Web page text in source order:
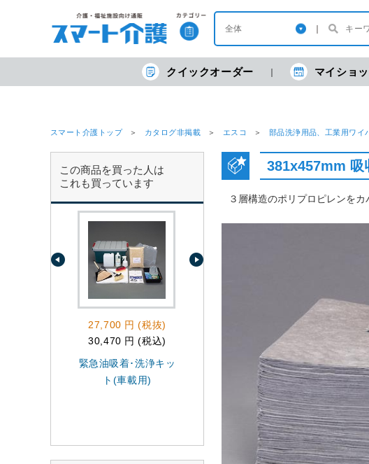
クイックオーダー マイショ
スマート介護トップ カタログ非掲載 エスコ 部品洗浄用品、工業用ワイ
この商品を買った人は
これも買っています
27,700 円 (税抜)
30,470 円 (税込)
緊急油吸着･洗浄キッ
ト(車載用)
34,300 円 (税抜)
37,730 円 (税込)
EA929DE-4
410x510x4mm油吸
着マット(水分離
381x457mm 吸
３層構造のポリプロピレンを